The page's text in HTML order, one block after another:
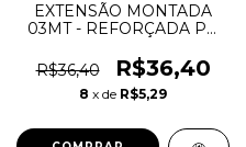
EXTENSÃO MONTADA
03MT - REFORÇADA PP
R$36,40
R$36,40
8 x de R$5,29